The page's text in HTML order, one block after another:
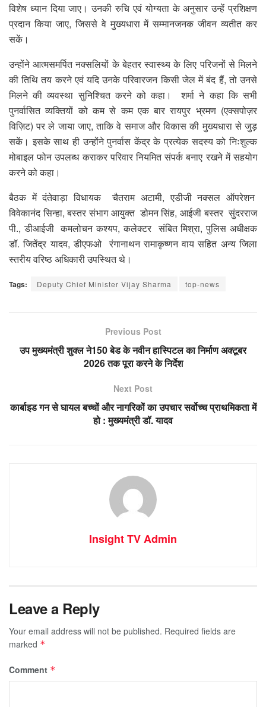
विशेष ध्यान दिया जाए। उनकी रुचि एवं योग्यता के अनुसार उन्हें प्रशिक्षण
प्रदान किया जाए, जिससे वे मुख्यधारा में सम्मानजनक जीवन व्यतीत कर
सकें।
उन्होंने आत्मसमर्पित नक्सलियों के बेहतर स्वास्थ्य के लिए परिजनों से मिलने
की तिथि तय करने एवं यदि उनके परिवारजन किसी जेल में बंद हैं, तो उनसे
मिलने की व्यवस्था सुनिश्चित करने को कहा। शर्मा ने कहा कि सभी
पुनर्वासित व्यक्तियों को कम से कम एक बार रायपुर भ्रमण (एक्सपोज़र
विज़िट) पर ले जाया जाए, ताकि वे समाज और विकास की मुख्यधारा से जुड़
सकें। इसके साथ ही उन्होंने पुनर्वास केंद्र के प्रत्येक सदस्य को निःशुल्क
मोबाइल फोन उपलब्ध कराकर परिवार नियमित संपर्क बनाए रखने में सहयोग
करने को कहा।
बैठक में दंतेवाड़ा विधायक चैतराम अटामी, एडीजी नक्सल ऑपरेशन
विवेकानंद सिन्हा, बस्तर संभाग आयुक्त डोमन सिंह, आईजी बस्तर सुंदरराज
पी., डीआईजी कमलोचन कश्यप, कलेक्टर संबित मिश्रा, पुलिस अधीक्षक
डॉ. जितेंद्र यादव, डीएफओ रंगानाथन रामाकृष्णन वाय सहित अन्य जिला
स्तरीय वरिष्ठ अधिकारी उपस्थित थे।
Tags: Deputy Chief Minister Vijay Sharma top-news
Previous Post
उप मुख्यमंत्री शुक्ल ने150 बेड के नवीन हास्पिटल का निर्माण अक्टूबर
2026 तक पूरा करने के निर्देश
Next Post
कार्बाइड गन से घायल बच्चों और नागरिकों का उपचार सर्वोच्च प्राथमिकता में
हो : मुख्यमंत्री डॉ. यादव
Insight TV Admin
Leave a Reply
Your email address will not be published. Required fields are
marked *
Comment *